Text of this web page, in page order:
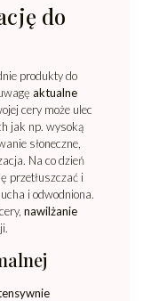
do
produkty do
aktualne
cery może ulec
jak np. wysoką
słoneczne,
Na co dzień
przetłuszczać i
i odwodniona.
nawilżanie